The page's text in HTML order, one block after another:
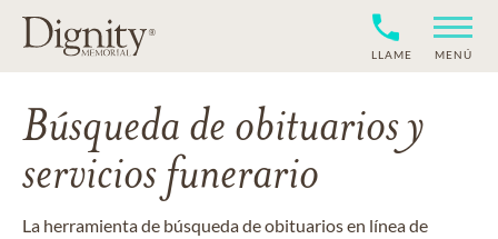
LLAME MENÚ
Búsqueda de obituarios y
servicios funerario
La herramienta de búsqueda de obituarios en línea de